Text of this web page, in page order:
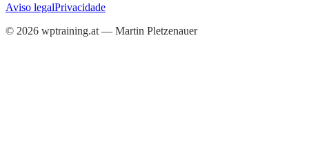
Aviso legalPrivacidade
© 2026 wptraining.at — Martin Pletzenauer